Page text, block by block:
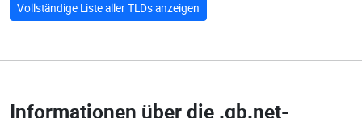
Vollständige Liste aller TLDs anzeigen
Informationen über die .gb.net-